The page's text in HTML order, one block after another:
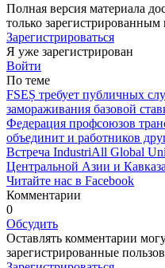
Полная версия материала
только зарегистрированным
Зарегистрироваться
Я уже зарегистрирован
Войти
По теме
FSEȘ требует публичных
замораживания базовой
Федерация профсоюзов
объединит и работников
Встреча IndustriAll Global
Центральной Азии и Кавказа
Читайте нас в Facebook
Комментарии
0
Обсудить
Оставлять комментарии
зарегистрированные